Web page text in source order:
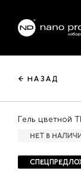
← НАЗАД
Гель цветной
НЕТ В